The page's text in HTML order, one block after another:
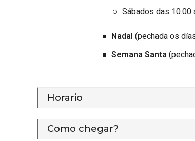
Sábados das 10.00
Nadal (pechada os
Semana Santa
Horario
Como chegar?